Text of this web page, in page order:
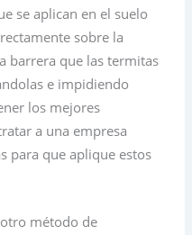
se aplican en el suelo
sobre la
barrera que las termitas
e impidiendo
los mejores
a una empresa
para que aplique estos
método de